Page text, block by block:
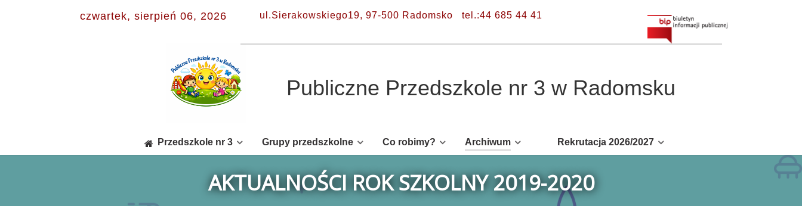
czwartek, sierpień 06, 2026 ul.Sierakowskiego19, 97-500 Radomsko tel.:44 685 44 41
Publiczne Przedszkole nr 3 w Radomsku
Przedszkole nr 3 Grupy przedszkolne Co robimy? Archiwum Rekrutacja 2026/2027
AKTUALNOŚCI ROK SZKOLNY 2019-2020